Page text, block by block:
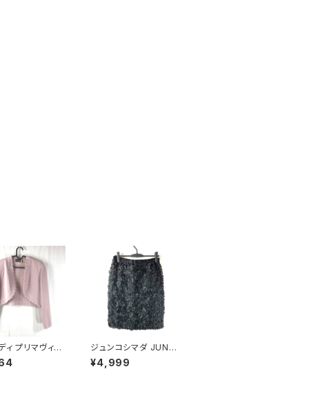
ィ プリマヴィス
PRIMA
ーディガン 長
ジュンコシマダ JUNK
O SHIMADA スカート
リボン シースルー タグ
¥4,999